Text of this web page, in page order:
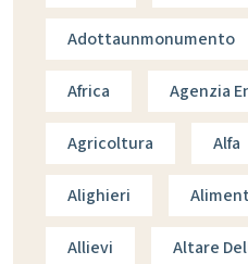
Adottaunmonumento
Africa Agenzia
Agricoltura Alfa
Alighieri
Allievi Altare